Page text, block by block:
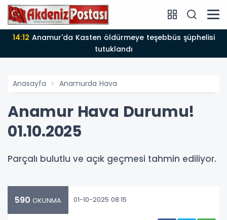
14:12
tutuklandı
Anasayfa Anamurda Hava
Anamur Hava Durumu!
01.10.2025
Parçalı bulutlu ve açık geçmesi tahmin ediliyor.
590 OKUNMA 01-10-2025 08:15